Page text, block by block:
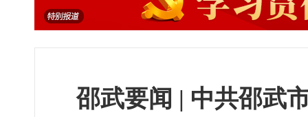
邵武要闻 | 中共邵武